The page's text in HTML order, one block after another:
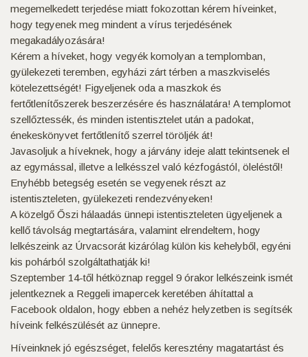
megemelkedett terjedése miatt fokozottan kérem híveinket,
hogy tegyenek meg mindent a vírus terjedésének
megakadályozására!
Kérem a híveket, hogy vegyék komolyan a templomban,
gyülekezeti teremben, egyházi zárt térben a maszkviselés
kötelezettségét! Figyeljenek oda a maszkok és
fertőtlenítőszerek beszerzésére és használatára! A templomot
szellőztessék, és minden istentisztelet után a padokat,
énekeskönyvet fertőtlenítő szerrel töröljék át!
Javasoljuk a híveknek, hogy a járvány ideje alatt tekintsenek el
az egymással, illetve a lelkésszel való kézfogástól, öleléstől!
Enyhébb betegség esetén se vegyenek részt az
istentiszteleten, gyülekezeti rendezvényeken!
A közelgő Őszi hálaadás ünnepi istentiszteleten ügyeljenek a
kellő távolság megtartására, valamint elrendeltem, hogy
lelkészeink az Úrvacsorát kizárólag külön kis kehelyből, egyéni
kis pohárból szolgáltathatják ki!
Szeptember 14-től hétköznap reggel 9 órakor lelkészeink ismét
jelentkeznek a Reggeli imapercek keretében áhítattal a
Facebook oldalon, hogy ebben a nehéz helyzetben is segítsék
híveink felkészülését az ünnepre.
Híveinknek jó egészséget, felelős keresztény magatartást és